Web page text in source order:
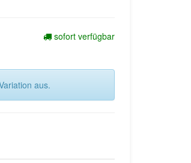
sofort verfügbar
aus.